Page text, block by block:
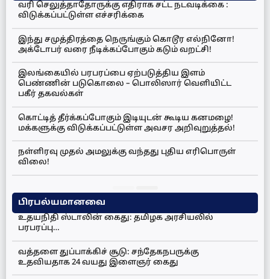
வரி செலுத்தாதோருக்கு எதிராக சட்ட நடவடிக்கை :
விடுக்கப்பட்டுள்ள எச்சரிக்கை
இந்து சமுத்திரத்தை நெருங்கும் கொடூர எல்நினோ!
அக்டோபர் வரை நீடிக்கப்போகும் கடும் வறட்சி!
இலங்கையில் பரபரப்பை ஏற்படுத்திய இளம்
பெண்ணின் படுகொலை – பொலிஸார் வெளியிட்ட
பகீர் தகவல்கள்
கொட்டித் தீர்க்கப்போகும் இடியுடன் கூடிய கனமழை!
மக்களுக்கு விடுக்கப்பட்டுள்ள அவசர அறிவுறுத்தல்!
நள்ளிரவு முதல் அமலுக்கு வந்தது புதிய எரிபொருள்
விலை!
பிரபல்யமானவை
உதயநிதி ஸ்டாலின் கைது: தமிழக அரசியலில்
பரபரப்பு…
வத்தளை துப்பாக்கிச் சூடு: சந்தேகநபருக்கு
உதவியதாக 24 வயது இளைஞர் கைது